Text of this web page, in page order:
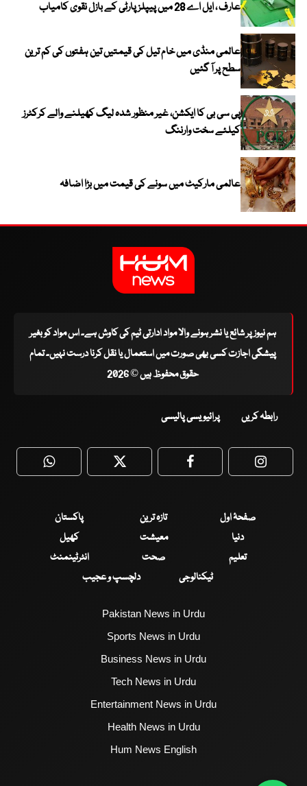
عارف ، ایل اے 28 میں پیپلز پارٹی کے بازل نقوی کامیاب
عالمی منڈی میں خام تیل کی قیمتیں تین ہفتوں کی کم ترین
سطح پر آ گئیں
پی سی بی کا ایکشن، غیر منظور شدہ لیگ کھیلنے والے کرکٹرز
کیلئے سخت وارننگ
عالمی مارکیٹ میں سونے کی قیمت میں بڑا اضافہ
ہم نیوز پر شائع یا نشر ہونے والا مواد ادارتی ٹیم کی کاوش ہے۔ اس مواد کو بغیر
پیشگی اجازت کسی بھی صورت میں استعمال یا نقل کرنا درست نہیں۔ تمام
حقوق محفوظ ہیں © 2026
رابطہ کریں پرائیویسی پالیسی
WhatsApp Twitter Facebook
صفحۂ اول تازہ ترین
پاکستان
دنیا
معیشت
کھیل
تعلیم
صحت
انٹرٹینمنٹ
ٹیکنالوجی
دلچسپ و عجیب
Pakistan News in Urdu
Sports News in Urdu
Business News in Urdu
Tech News in Urdu
Entertainment News in Urdu
Health News in Urdu
Hum News English